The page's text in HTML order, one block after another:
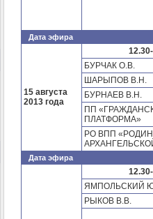
Дата эфира
15 августа
2013 года
БУРЧАК О.В.
ШАРЫПОВ В.Н.
БУРНАЕВ В.Н.
ПП
ПЛАТФОРМА»
РО ВПП
Дата эфира
ЯМПОЛЬСКИЙ
РЫКОВ В.В.